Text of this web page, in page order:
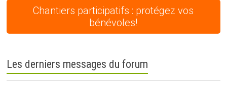
Chantiers participatifs : protégez vos
bénévoles!
Les derniers messages du forum